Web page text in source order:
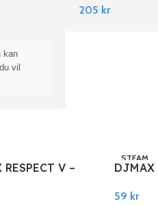
kan
vil
205 kr
V –
STEAM
DJMAX
DLC PC
59 kr